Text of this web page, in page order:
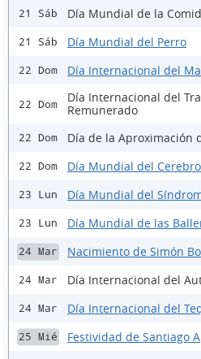
21 Sáb Día Mundial de la
21 Sáb Día Mundial del Perro
22 Dom Día Internacional del
22 Dom
Día Internacional del
Remunerado
22 Dom Día de la Aproximación
22 Dom Día Mundial del Cerebro
23 Lun Día Mundial del
23 Lun Día Mundial de las
24 Mar Nacimiento de Simón
24 Mar Día Internacional del
24 Mar Día Internacional del
25 Mié Festividad de Santiago